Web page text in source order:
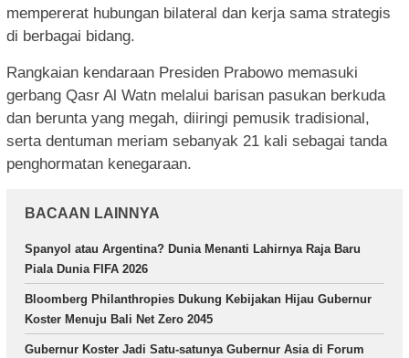
mempererat hubungan bilateral dan kerja sama strategis
di berbagai bidang.
Rangkaian kendaraan Presiden Prabowo memasuki
gerbang Qasr Al Watn melalui barisan pasukan berkuda
dan berunta yang megah, diiringi pemusik tradisional,
serta dentuman meriam sebanyak 21 kali sebagai tanda
penghormatan kenegaraan.
BACAAN LAINNYA
Spanyol atau Argentina? Dunia Menanti Lahirnya Raja Baru
Piala Dunia FIFA 2026
Bloomberg Philanthropies Dukung Kebijakan Hijau Gubernur
Koster Menuju Bali Net Zero 2045
Gubernur Koster Jadi Satu-satunya Gubernur Asia di Forum